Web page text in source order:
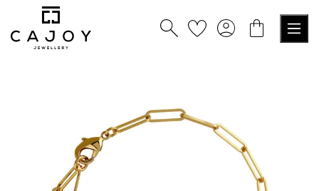
principale